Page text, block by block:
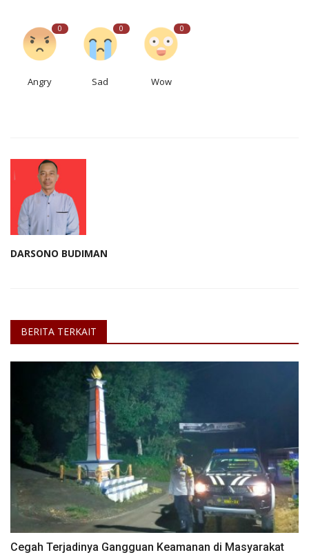
0
Angry
0
Sad
0
Wow
DARSONO BUDIMAN
BERITA TERKAIT
Cegah Terjadinya Gangguan Keamanan di Masyarakat